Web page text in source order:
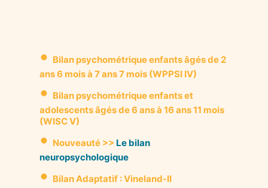
• Bilan psychométrique enfants âgés de 2
ans 6 mois à 7 ans 7 mois (WPPSI IV)
• Bilan psychométrique enfants et
adolescents âgés de 6 ans à 16 ans 11 mois
(WISC V)
• Nouveauté >> Le bilan
neuropsychologique
• Bilan Adaptatif : Vineland-II